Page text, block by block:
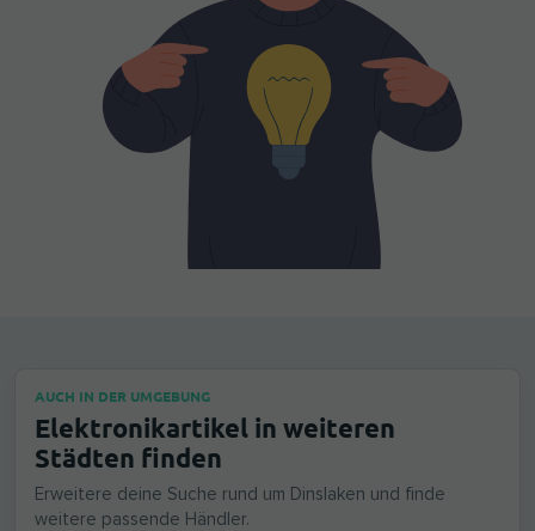
AUCH IN DER UMGEBUNG
Elektronikartikel in weiteren
Städten finden
Erweitere deine Suche rund um Dinslaken und finde
weitere passende Händler.